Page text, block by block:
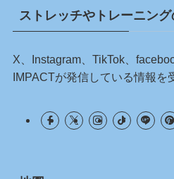
ストレッチやトレーニング
X、Instagram、TikTok、
IMPACTが発信している情報を